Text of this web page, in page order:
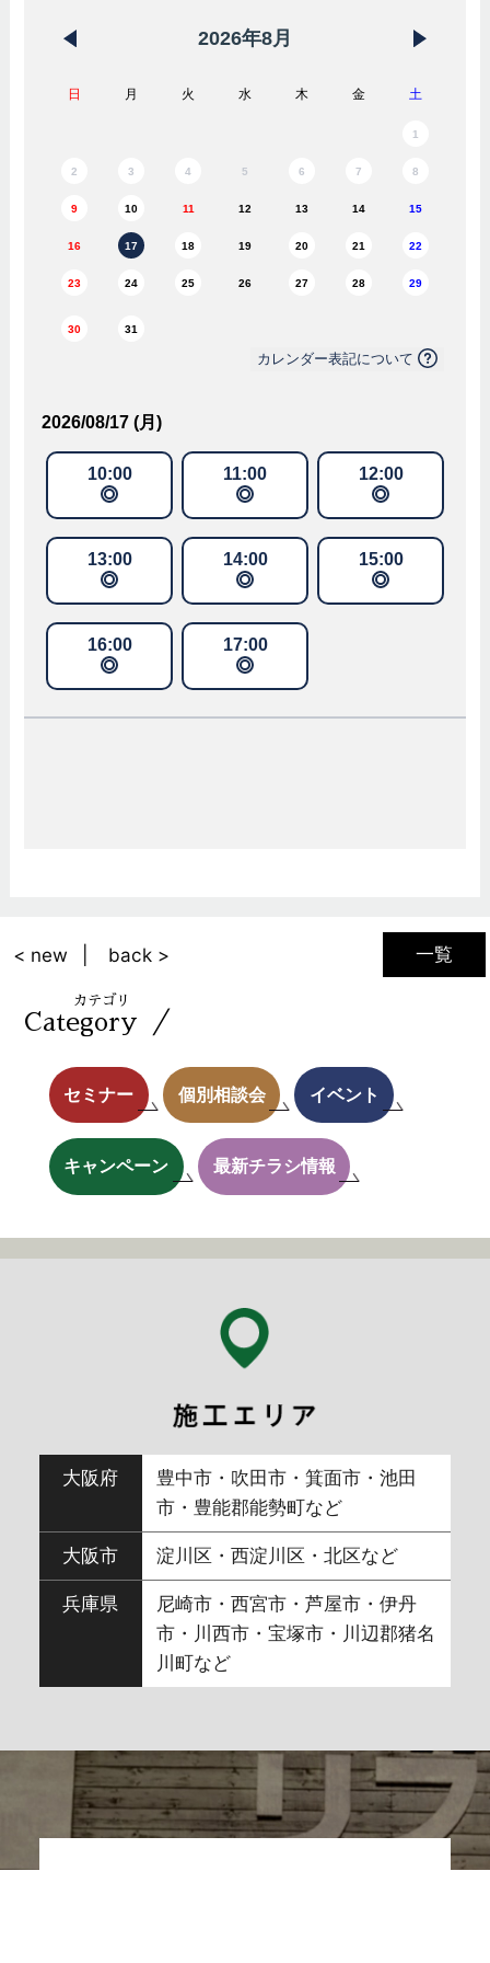
一覧
< new back >
カテゴリ
Category ／
セミナー 個別相談会 イベント
キャンペーン 最新チラシ情報
大阪府
豊中市・吹田市・箕面市・池田
市・豊能郡能勢町など
大阪市 淀川区・西淀川区・北区など
兵庫県
尼崎市・西宮市・芦屋市・伊丹
市・川西市・宝塚市・川辺郡猪名
川町など